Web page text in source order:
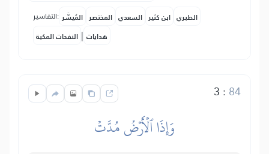
التفاسير: المُيسَّر المختصر السعدي ابن كثير الطبري
النفحات المكية | هدايات
3 : 84
وَإِذَا ٱلۡأَرۡضُ مُدَّتۡ